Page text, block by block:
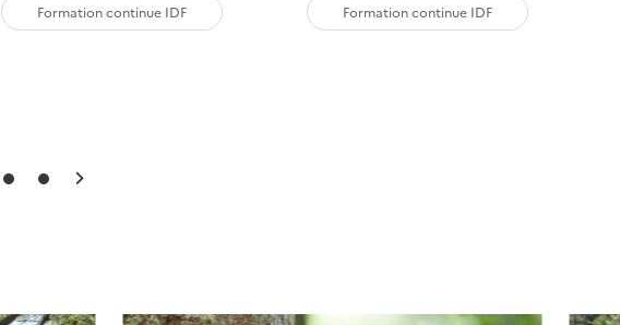
Formation continue IDF Formation continue IDF